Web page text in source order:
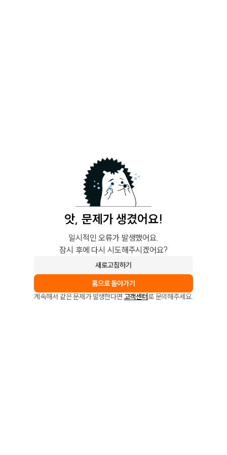
앗, 문제가 생겼어요!
일시적인 오류가 발생했어요.
잠시 후에 다시 시도해주시겠어요?
새로고침하기
홈으로 돌아가기
계속해서 같은 문제가 발생한다면 고객센터로 문의해주세요.